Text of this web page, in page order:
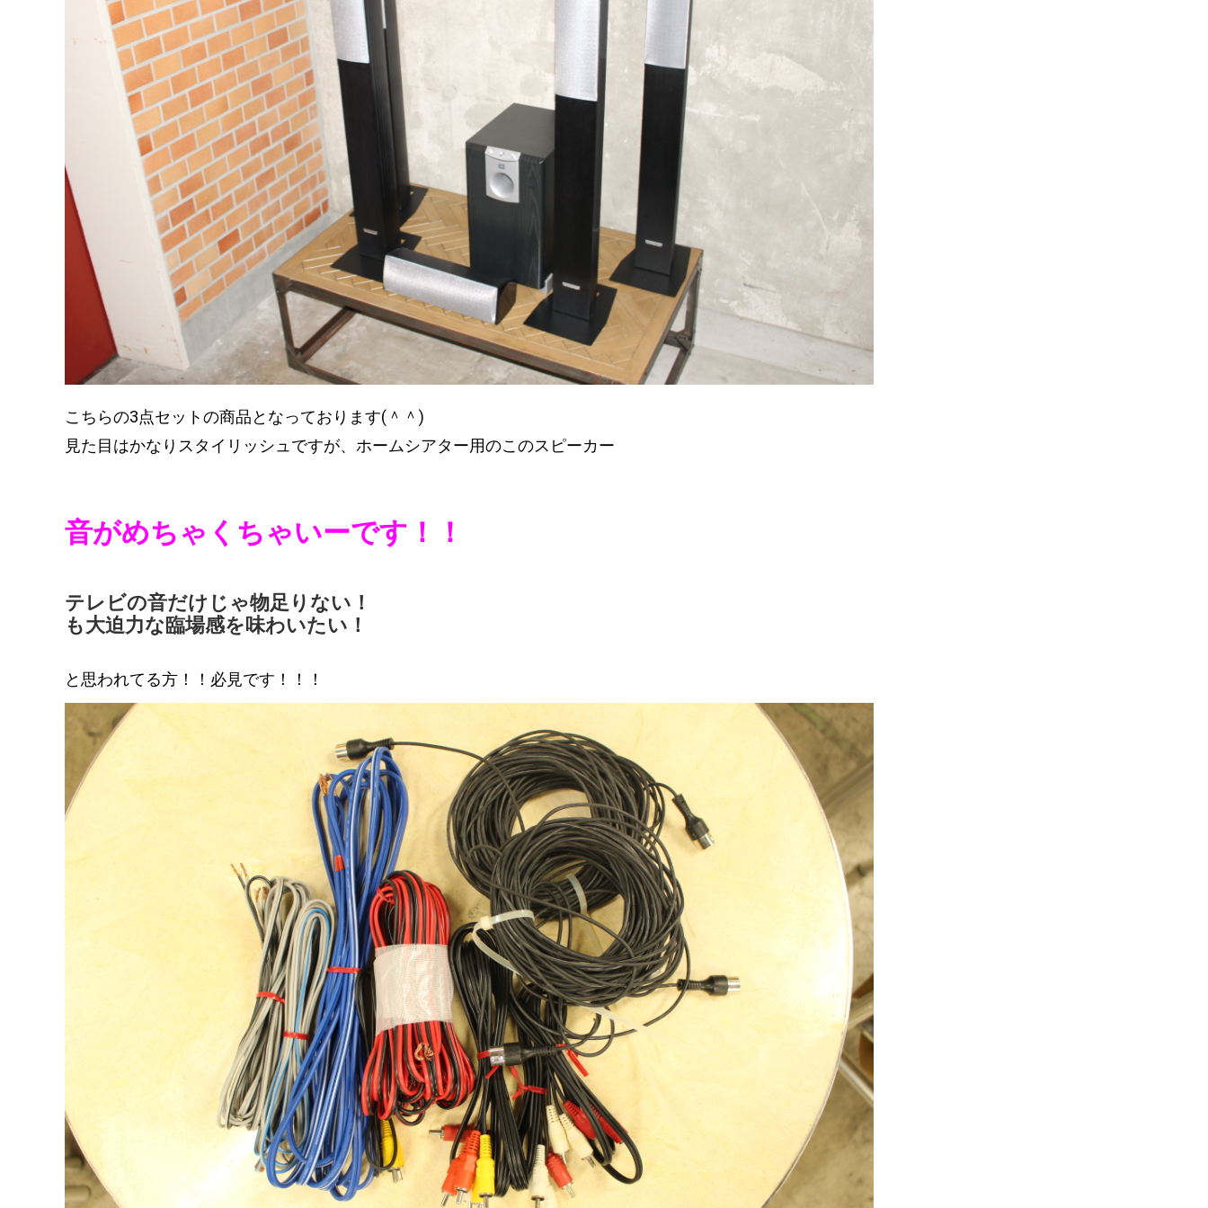
こちらの3点セットの商品となっております(＾＾)
見た目はかなりスタイリッシュですが、ホームシアター用のこのスピーカー
音がめちゃくちゃいーです！！
テレビの音だけじゃ物足りない！
も大迫力な臨場感を味わいたい！
と思われてる方！！必見です！！！